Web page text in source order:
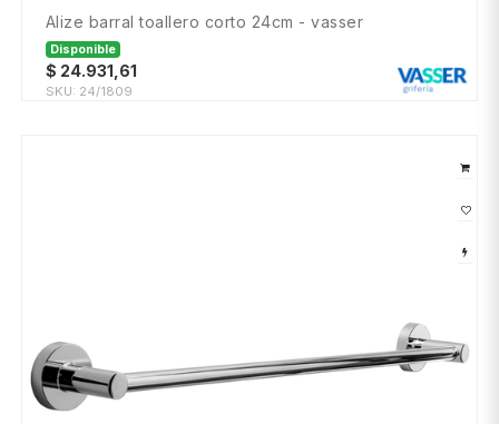
alize barral toallero corto 24cm - vasser
Disponible
$ 24.931,61
SKU: 24/1809